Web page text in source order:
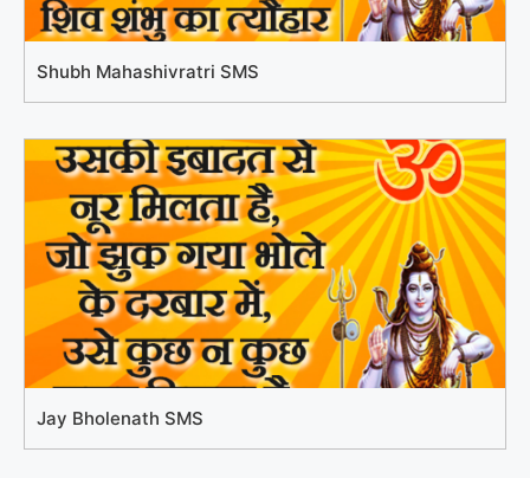
Shubh Mahashivratri SMS
Jay Bholenath SMS